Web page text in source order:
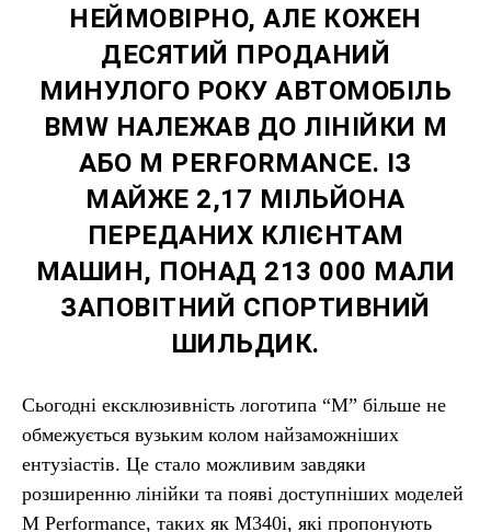
НЕЙМОВІРНО, АЛЕ КОЖЕН
ДЕСЯТИЙ ПРОДАНИЙ
МИНУЛОГО РОКУ АВТОМОБІЛЬ
BMW НАЛЕЖАВ ДО ЛІНІЙКИ M
АБО M PERFORMANCE. ІЗ
МАЙЖЕ 2,17 МІЛЬЙОНА
ПЕРЕДАНИХ КЛІЄНТАМ
МАШИН, ПОНАД 213 000 МАЛИ
ЗАПОВІТНИЙ СПОРТИВНИЙ
ШИЛЬДИК.
Сьогодні ексклюзивність логотипа “M” більше не
обмежується вузьким колом найзаможніших
ентузіастів. Це стало можливим завдяки
розширенню лінійки та появі доступніших моделей
M Performance, таких як M340i, які пропонують